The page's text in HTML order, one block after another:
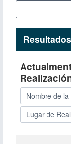
Nombre de la
Lugar de